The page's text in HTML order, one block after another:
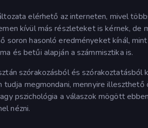
elérhető az interneten, mivel
kívül más részleteket is kérnek, de
soron hasonló eredményeket kínál,
és betűi alapján a számmisztika is.
szórakozásból és szórakoztatásból
megmondani, mennyire illeszthető
pszichológia a válaszok mögött
nézni.